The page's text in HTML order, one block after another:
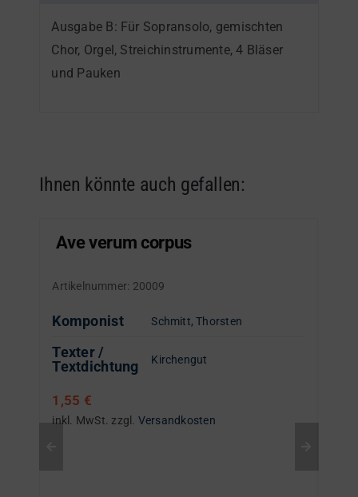
Schlüssel
Menge
Ausgabe B: Für Sopransolo, gemischten
Chor, Orgel, Streichinstrumente, 4 Bläser
und Pauken
Ihnen könnte auch gefallen:
Ave verum corpus
Artikelnummer: 20009
Komponist Schmitt, Thorsten
Texter /
Textdichtung
Kirchengut
1,55 €
inkl. MwSt. zzgl. Versandkosten